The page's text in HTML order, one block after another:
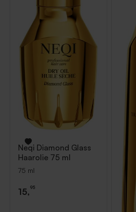
Neqi Diamond Glass
Haarolie 75 ml
75 ml
15,95